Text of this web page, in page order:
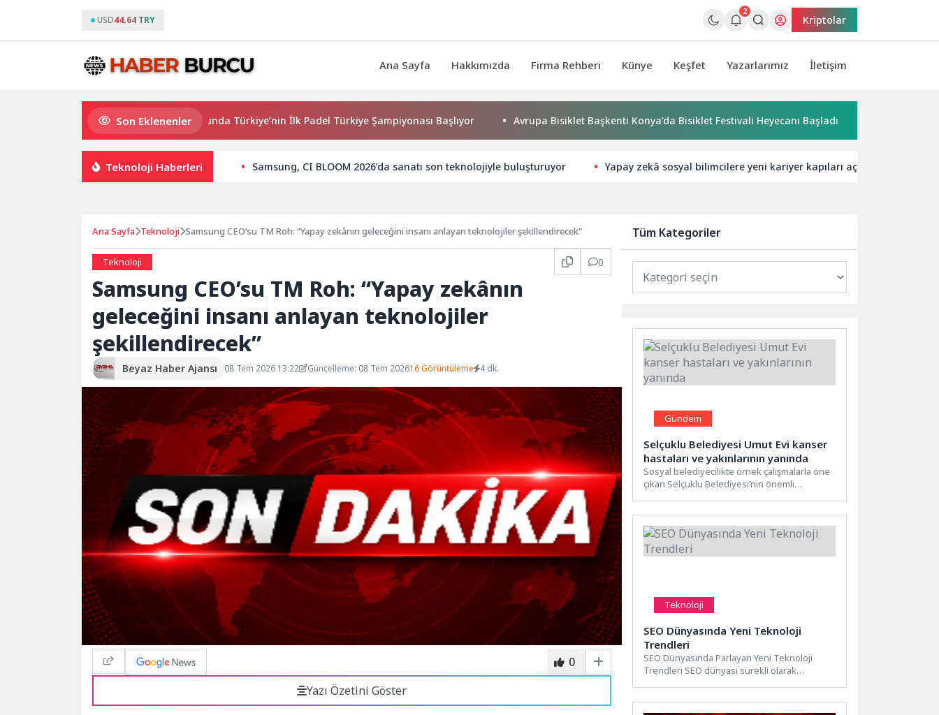
USD44.64 TRY
2
Kriptolar
Ana Sayfa Hakkımızda Firma Rehberi Künye Keşfet Yazarlarımız İletişim
Son Eklenenler
QNB Türkiye Ana Sponsorluğunda Türkiye’nin İlk Padel Türkiye Şampiyonası Başlıyor Avrupa Bisiklet Başkenti Konya’da Bisiklet Festivali Heyecanı Başladı “Yaşamdan Yazıya”
Teknoloji Haberleri Samsung, CI BLOOM 2026’da sanatı son teknolojiyle buluşturuyor Yapay zekâ sosyal bilimcilere yeni kariyer kapıları açıyor!
Ana Sayfa Teknoloji Samsung CEO’su TM Roh: “Yapay zekânın geleceğini insanı anlayan teknolojiler şekillendirecek”
Teknoloji 0
Samsung CEO’su TM Roh: “Yapay zekânın
geleceğini insanı anlayan teknolojiler
şekillendirecek”
Beyaz Haber Ajansı 08 Tem 2026 13:22 Güncelleme: 08 Tem 202616 Görüntüleme 4 dk.
0
Yazı Özetini Göster
Tüm Kategoriler
Gündem
Selçuklu Belediyesi Umut Evi kanser
hastaları ve yakınlarının yanında
Sosyal belediyecilikte örnek çalışmalarla öne
çıkan Selçuklu Belediyesi’nin önemli
Teknoloji
SEO Dünyasında Yeni Teknoloji
Trendleri
SEO Dünyasında Parlayan Yeni Teknoloji
Trendleri SEO dünyası sürekli olarak